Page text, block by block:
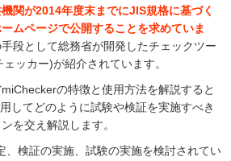
関が2014年度末までにJIS規格に基づく
ムページで公開することを求めていま
段として総務省が開発したチェックツー
ッカー)が紹介されています。
の特徴と使用方法を解説すると
してどのように試験や検証を実施すべき
を交え解説します。
、検証の実施、試験の実施を検討されてい